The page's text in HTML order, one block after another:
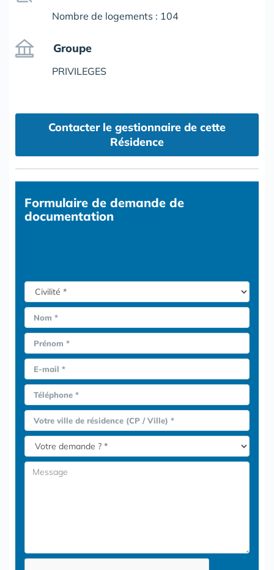
Nombre de logements : 104
Groupe
PRIVILEGES
Contacter le gestionnaire de cette
Résidence
Formulaire de demande de
documentation
Nom *
Prénom *
E-mail *
Téléphone *
Votre ville de résidence (CP / Ville) *